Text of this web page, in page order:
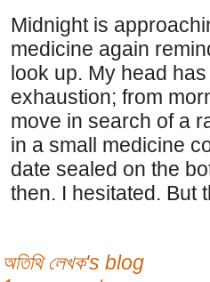
Midnight is
medicine again
look up. My head
exhaustion; from
move in search of a
in a small medicine
date sealed on the
then. I hesitated. But
অতিথি লেখক's blog